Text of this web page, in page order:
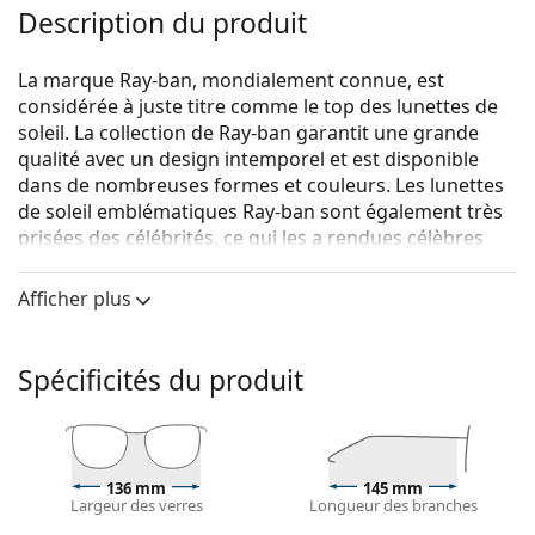
Description du produit
La marque Ray-ban, mondialement connue, est
considérée à juste titre comme le top des lunettes de
soleil. La collection de Ray-ban garantit une grande
qualité avec un design intemporel et est disponible
dans de nombreuses formes et couleurs. Les lunettes
de soleil emblématiques Ray-ban sont également très
prisées des célébrités, ce qui les a rendues célèbres
Ray-Ban Hexagonal RB3548N 91233M
Voyez à quoi vous ressemblez avec ces lunettes de
soleil grâce à la fonction d'essayage virtuel de
Lentiamo.
Monture de lunettes de soleil
La couleur dorée de la monture s'accorde
Afficher plus
Spécificités du produit
136 mm
Largeur des verres
145 mm
Longueur des branches